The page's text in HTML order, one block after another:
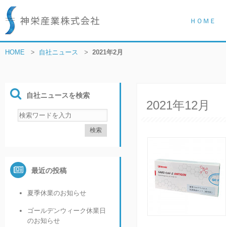
ＨＯＭＥ
HOME > 自社ニュース > 2021年2月
2021年12月
自社ニュースを検索
最近の投稿
夏季休業のお知らせ
ゴールデンウィーク休業日
のお知らせ